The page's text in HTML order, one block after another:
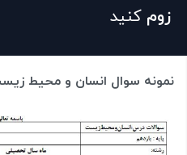
زوم کنید
نمونه سوال انسان و محیط